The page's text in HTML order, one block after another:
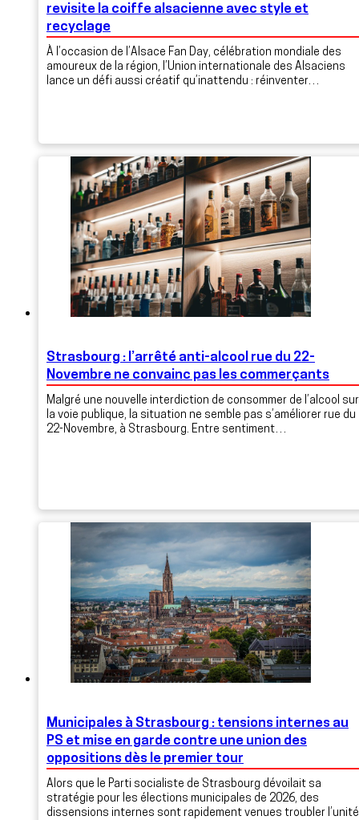
revisite la coiffe alsacienne avec style et
recyclage
À l’occasion de l’Alsace Fan Day, célébration mondiale des
amoureux de la région, l’Union internationale des Alsaciens
lance un défi aussi créatif qu’inattendu : réinventer…
Strasbourg : l’arrêté anti-alcool rue du 22-
Novembre ne convainc pas les commerçants
Malgré une nouvelle interdiction de consommer de l’alcool sur
la voie publique, la situation ne semble pas s’améliorer rue du
22-Novembre, à Strasbourg. Entre sentiment…
Municipales à Strasbourg : tensions internes au
PS et mise en garde contre une union des
oppositions dès le premier tour
Alors que le Parti socialiste de Strasbourg dévoilait sa
stratégie pour les élections municipales de 2026, des
dissensions internes sont rapidement venues troubler l’unité